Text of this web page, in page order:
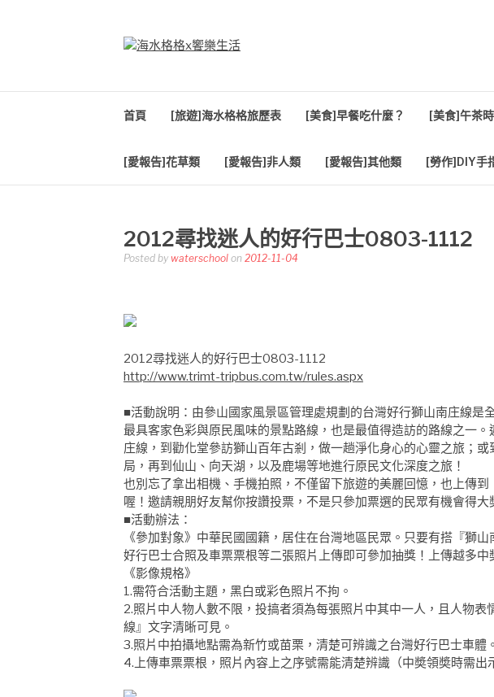
首頁 [旅遊]海水格格旅歷表 [美食]早餐吃什麼？ [美食]午茶
[愛報告]花草類 [愛報告]非人類 [愛報告]其他類 [勞作]DIY手
2012尋找迷人的好行巴士0803-1112
Posted by waterschool on 2012-11-04
2012尋找迷人的好行巴士0803-1112
http://www.trimt-tripbus.com.tw/rules.aspx
■活動說明：由參山國家風景區管理處規劃的台灣好行獅山南庄線是
最具客家色彩與原民風味的景點路線，也是最值得造訪的路線之一
庄線，到勸化堂參訪獅山百年古剎，做一趟淨化身心的心靈之旅；
局，再到仙山、向天湖，以及鹿場等地進行原民文化深度之旅！
也別忘了拿出相機、手機拍照，不僅留下旅遊的美麗回憶，也上傳
喔！邀請親朋好友幫你按讚投票，不是只參加票選的民眾有機會得大
■活動辦法：
《參加對象》中華民國國籍，居住在台灣地區民眾。只要有搭『獅
好行巴士合照及車票票根等二張照片上傳即可參加抽獎！上傳越多中
《影像規格》
1.需符合活動主題，黑白或彩色照片不拘。
2.照片中人物人數不限，投搞者須為每張照片中其中一人，且人物表
線』文字清晰可見。
3.照片中拍攝地點需為新竹或苗栗，清楚可辨識之台灣好行巴士車體。
4.上傳車票票根，照片內容上之序號需能清楚辨識（中奬領奬時需出